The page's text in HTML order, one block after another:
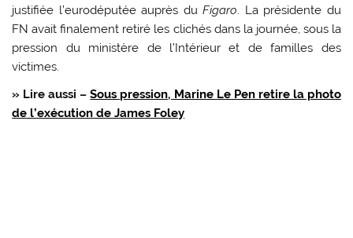
justifiée l’eurodéputée auprès duFigaro. La présidente du
FN avait finalement retiré les clichés dans la journée, sous la
pression du ministère de l’Intérieur et de familles des
victimes.
» Lire aussi –Sous pression, Marine Le Pen retire la photo
de l’exécution de James Foley